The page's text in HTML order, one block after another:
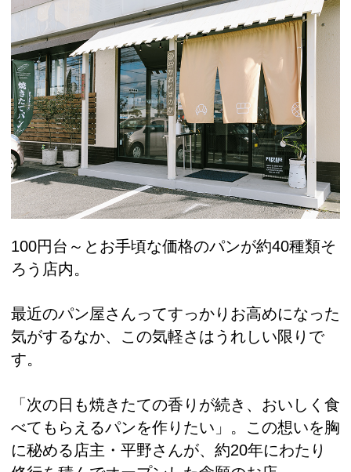
100円台～とお手頃な価格のパンが約40種類そ
ろう店内。
最近のパン屋さんってすっかりお高めになった
気がするなか、この気軽さはうれしい限りで
す。
「次の日も焼きたての香りが続き、おいしく食
べてもらえるパンを作りたい」。この想いを胸
に秘める店主・平野さんが、約20年にわたり